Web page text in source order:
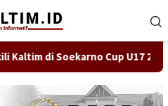
di Soekarno Cup U17 2026